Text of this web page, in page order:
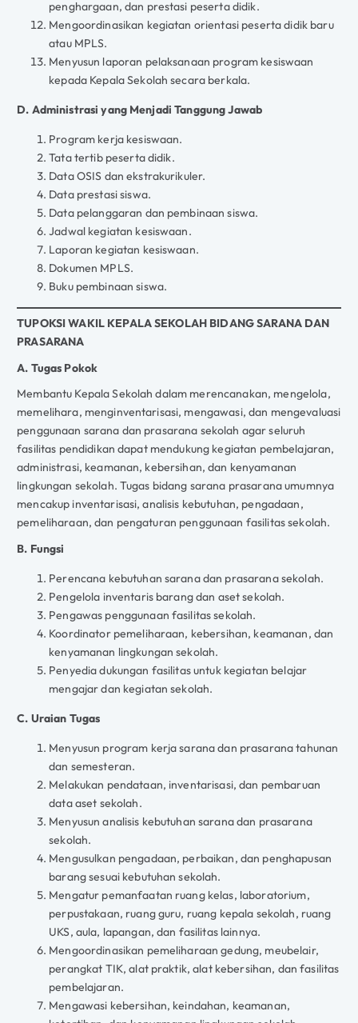
penghargaan, dan prestasi peserta didik.
Mengoordinasikan kegiatan orientasi peserta didik baru
atau MPLS.
Menyusun laporan pelaksanaan program kesiswaan
kepada Kepala Sekolah secara berkala.
D. Administrasi yang Menjadi Tanggung Jawab
Program kerja kesiswaan.
Tata tertib peserta didik.
Data OSIS dan ekstrakurikuler.
Data prestasi siswa.
Data pelanggaran dan pembinaan siswa.
Jadwal kegiatan kesiswaan.
Laporan kegiatan kesiswaan.
Dokumen MPLS.
Buku pembinaan siswa.
TUPOKSI WAKIL KEPALA SEKOLAH BIDANG SARANA DAN
PRASARANA
A. Tugas Pokok
Membantu Kepala Sekolah dalam merencanakan, mengelola,
memelihara, menginventarisasi, mengawasi, dan mengevaluasi
penggunaan sarana dan prasarana sekolah agar seluruh
fasilitas pendidikan dapat mendukung kegiatan pembelajaran,
administrasi, keamanan, kebersihan, dan kenyamanan
lingkungan sekolah. Tugas bidang sarana prasarana umumnya
mencakup inventarisasi, analisis kebutuhan, pengadaan,
pemeliharaan, dan pengaturan penggunaan fasilitas sekolah.
B. Fungsi
Perencana kebutuhan sarana dan prasarana sekolah.
Pengelola inventaris barang dan aset sekolah.
Pengawas penggunaan fasilitas sekolah.
Koordinator pemeliharaan, kebersihan, keamanan, dan
kenyamanan lingkungan sekolah.
Penyedia dukungan fasilitas untuk kegiatan belajar
mengajar dan kegiatan sekolah.
C. Uraian Tugas
Menyusun program kerja sarana dan prasarana tahunan
dan semesteran.
Melakukan pendataan, inventarisasi, dan pembaruan
data aset sekolah.
Menyusun analisis kebutuhan sarana dan prasarana
sekolah.
Mengusulkan pengadaan, perbaikan, dan penghapusan
barang sesuai kebutuhan sekolah.
Mengatur pemanfaatan ruang kelas, laboratorium,
perpustakaan, ruang guru, ruang kepala sekolah, ruang
UKS, aula, lapangan, dan fasilitas lainnya.
Mengoordinasikan pemeliharaan gedung, meubelair,
perangkat TIK, alat praktik, alat kebersihan, dan fasilitas
pembelajaran.
Mengawasi kebersihan, keindahan, keamanan,